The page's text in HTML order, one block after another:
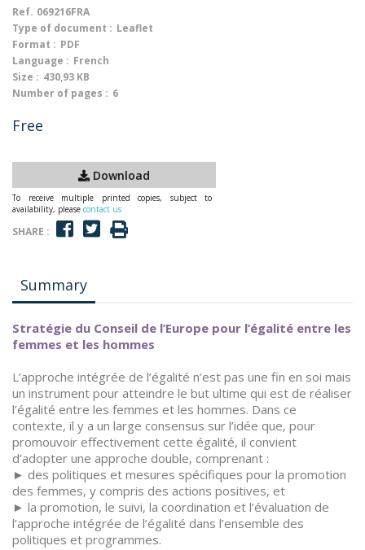
Ref. 069216FRA
Type of document : Leaflet
Format : PDF
Language : French
Size : 430,93 KB
Number of pages : 6
Free
Download
To receive multiple printed copies, subject to
availability, please contact us
SHARE :
Summary
Stratégie du Conseil de l’Europe pour l’égalité entre les
femmes et les hommes
L’approche intégrée de l’égalité n’est pas une fin en soi mais
un instrument pour atteindre le but ultime qui est de réaliser
l’égalité entre les femmes et les hommes. Dans ce
contexte, il y a un large consensus sur l’idée que, pour
promouvoir effectivement cette égalité, il convient
d’adopter une approche double, comprenant :
► des politiques et mesures spécifiques pour la promotion
des femmes, y compris des actions positives, et
► la promotion, le suivi, la coordination et l’évaluation de
l’approche intégrée de l’égalité dans l’ensemble des
politiques et programmes.